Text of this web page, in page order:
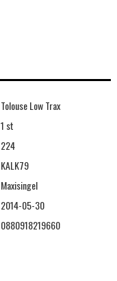
Tolouse Low Trax
1 st
224
KALK79
Maxisingel
2014-05-30
0880918219660